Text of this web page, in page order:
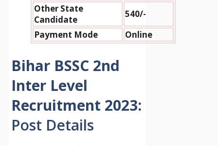
Other State
Candidate
540/-
Payment Mode
Online
Bihar BSSC 2nd
Inter Level
Recruitment 2023:
Post Details